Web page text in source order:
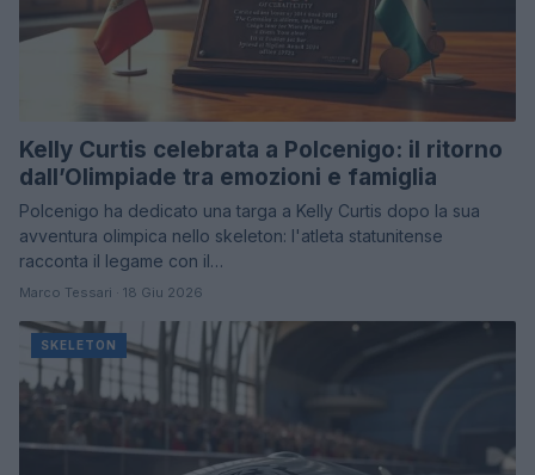
Kelly Curtis celebrata a Polcenigo: il ritorno
dall’Olimpiade tra emozioni e famiglia
Polcenigo ha dedicato una targa a Kelly Curtis dopo la sua
avventura olimpica nello skeleton: l'atleta statunitense
racconta il legame con il…
Marco Tessari · 18 Giu 2026
SKELETON